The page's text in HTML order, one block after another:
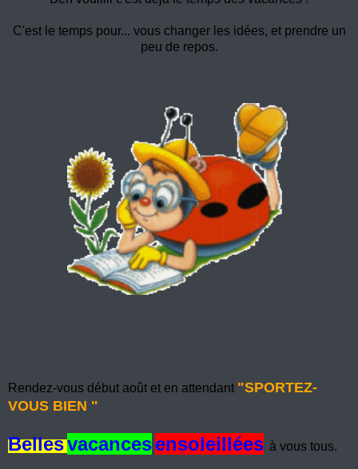
C'est le temps pour... vous changer les idées, et prendre un
peu de repos.
Rendez-vous début août et en attendant "SPORTEZ-
VOUS BIEN "
Bellesvacancesensoleillées à vous tous.